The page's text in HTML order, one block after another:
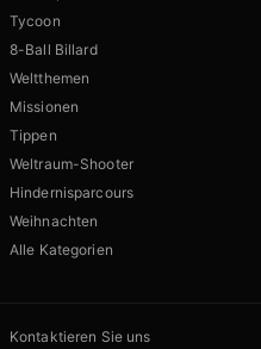
Tycoon
8-Ball Billard
Weltthemen
Missionen
Tippen
Weltraum-Shooter
Hindernisparcours
Weihnachten
Alle Kategorien
Kontaktieren Sie uns